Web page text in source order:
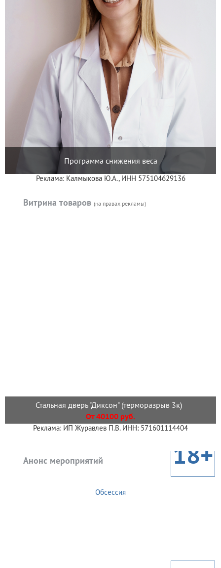
Программа снижения веса
Реклама: Калмыкова Ю.А., ИНН 575104629136
Витрина товаров (на правах рекламы)
Стальная дверь "Диксон" (терморазрыв 3к)
От 40100 руб.
Реклама: ИП Журавлев П.В. ИНН: 571601114404
Анонс мероприятий 18+
Обсессия